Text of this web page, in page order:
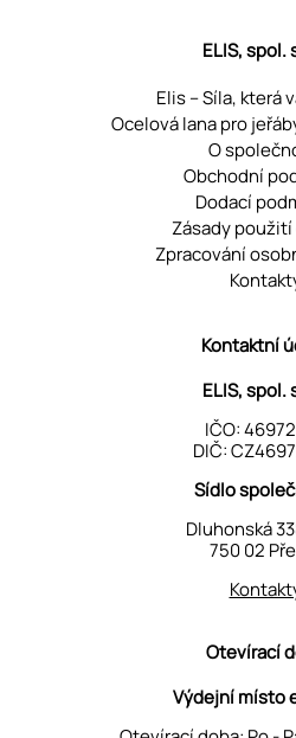
ELIS, spol.
Elis – Síla, která
Ocelová lana pro
O
Obchodní
Dodací
Zásady
Zpracování
Kontaktní
ELIS, spol.
IČO:
DIČ:
Sídlo
Dluhonská
750 02
Otevírací
Výdejní místo